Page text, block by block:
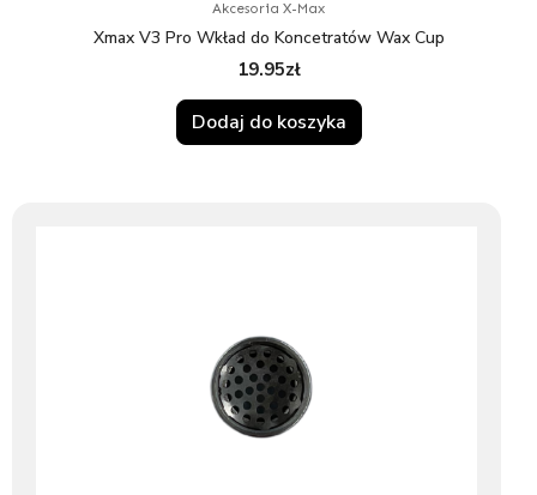
Akcesoria X-Max
Xmax V3 Pro Wkład do Koncetratów Wax Cup
19.95zł
Dodaj do koszyka